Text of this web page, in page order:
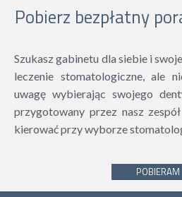
Pobierz bezpłatny
Szukasz gabinetu dla siebie i
leczenie stomatologiczne, ale
uwagę wybierając swojego
przygotowany przez nasz
kierować przy wyborze
POBIERAM